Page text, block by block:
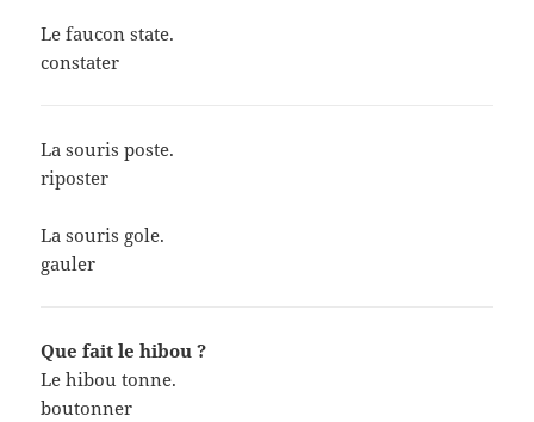
Le faucon state.
constater
La souris poste.
riposter
La souris gole.
gauler
Que fait le hibou ?
Le hibou tonne.
boutonner